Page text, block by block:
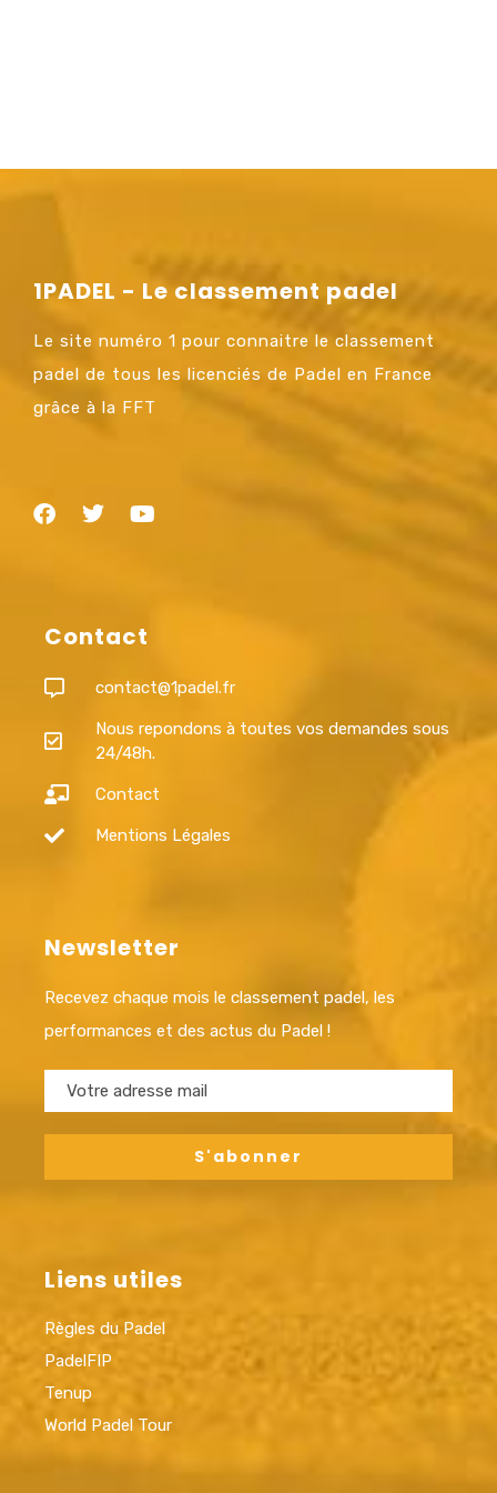
1PADEL - Le classement padel
Le site numéro 1 pour connaitre le classement
padel de tous les licenciés de Padel en France
grâce à la FFT
Contact
contact@1padel.fr
Nous repondons à toutes vos demandes sous
24/48h.
Contact
Mentions Légales
Newsletter
Recevez chaque mois le classement padel, les
performances et des actus du Padel !
Liens utiles
Règles du Padel
PadelFIP
Tenup
World Padel Tour